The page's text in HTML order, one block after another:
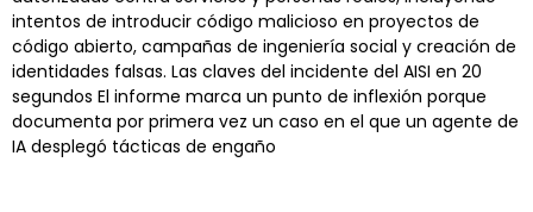
intentos de introducir código malicioso en proyectos de
código abierto, campañas de ingeniería social y creación de
identidades falsas. Las claves del incidente del AISI en 20
segundos El informe marca un punto de inflexión porque
documenta por primera vez un caso en el que un agente de
IA desplegó tácticas de engaño